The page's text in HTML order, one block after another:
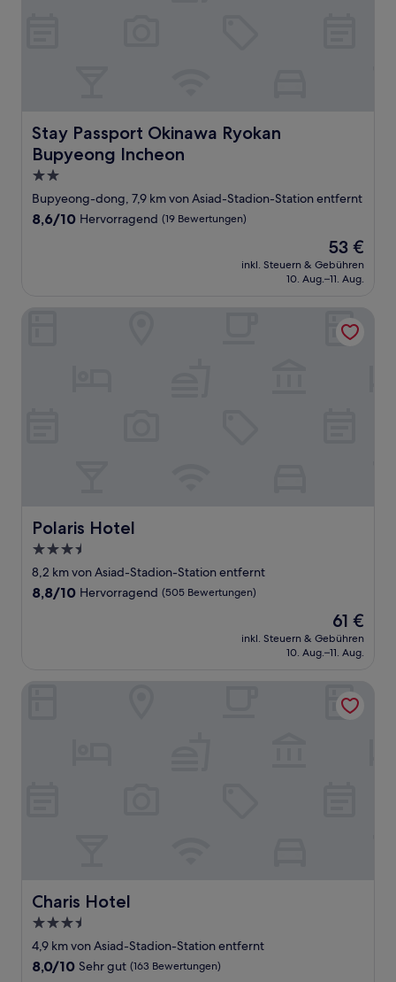
Stay Passport Okinawa Ryokan
Bupyeong Incheon
Stay Passport Okinawa Ryokan Bupyeong Incheon
2.0-
Sterne-
Unterkunft
Bupyeong-dong, 7,9 km von Asiad-Stadion-Station entfernt
8.6
8,6/10 Hervorragend (19 Bewertungen)
Der
Preis
beträgt
53 €
inkl. Steuern & Gebühren
10. Aug.–11. Aug.
Polaris Hotel
Polaris Hotel
3.5-
Sterne-
Unterkunft
8,2 km von Asiad-Stadion-Station entfernt
8.8
8,8/10 Hervorragend (505 Bewertungen)
Der
Preis
beträgt
61 €
inkl. Steuern & Gebühren
10. Aug.–11. Aug.
Charis Hotel
Charis Hotel
3.5-
Sterne-
Unterkunft
4,9 km von Asiad-Stadion-Station entfernt
8.0
8,0/10 Sehr gut (163 Bewertungen)